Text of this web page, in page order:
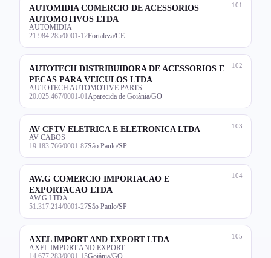
101
AUTOMIDIA COMERCIO DE ACESSORIOS
AUTOMOTIVOS LTDA
AUTOMIDIA
21.984.285/0001-12Fortaleza/CE
102
AUTOTECH DISTRIBUIDORA DE ACESSORIOS E
PECAS PARA VEICULOS LTDA
AUTOTECH AUTOMOTIVE PARTS
20.025.467/0001-01 Aparecida de Goiânia/GO
103
AV CFTV ELETRICA E ELETRONICA LTDA
AV CABOS
19.183.766/0001-87São Paulo/SP
104
AW.G COMERCIO IMPORTACAO E
EXPORTACAO LTDA
AW.G LTDA
51.317.214/0001-27São Paulo/SP
105
AXEL IMPORT AND EXPORT LTDA
AXEL IMPORT AND EXPORT
14.677.283/0001-15Goiânia/GO